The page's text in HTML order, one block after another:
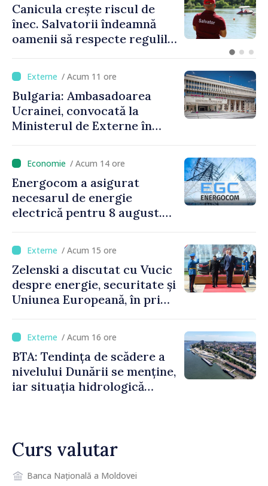
Canicula crește riscul de
înec. Salvatorii îndeamnă
oamenii să respecte regulile
/ Acum 11 ore
Bulgaria: Ambasadoarea
Ucrainei, convocată la
Ministerul de Externe în
/ Acum 14 ore
Energocom a asigurat
necesarul de energie
electrică pentru 8 august.
cetățenii să reducă
consumul în orele de vârf
/ Acum 15 ore
Zelenski a discutat cu Vucic
despre energie, securitate și
Uniunea Europeană, în prima
/ Acum 16 ore
BTA: Tendința de scădere a
nivelului Dunării se menține,
iar situația hidrologică
Curs valutar
Banca Națională a Moldovei